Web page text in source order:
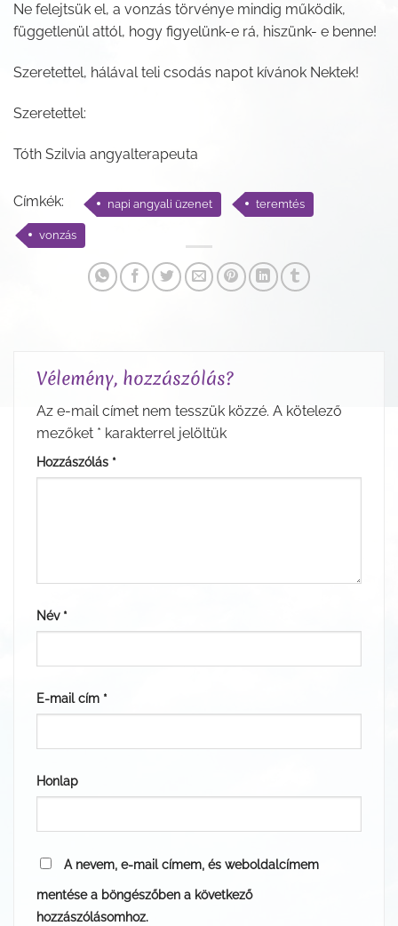
Ne felejtsük el, a vonzás törvénye mindig működik,
függetlenül attól, hogy figyelünk-e rá, hiszünk- e benne!
Szeretettel, hálával teli csodás napot kívánok Nektek!
Szeretettel:
Tóth Szilvia angyalterapeuta
Címkék: napi angyali üzenet teremtés
vonzás
Vélemény, hozzászólás?
Az e-mail címet nem tesszük közzé. A kötelező
mezőket * karakterrel jelöltük
Hozzászólás *
Név *
E-mail cím *
Honlap
A nevem, e-mail címem, és weboldalcímem
mentése a böngészőben a következő
hozzászólásomhoz.